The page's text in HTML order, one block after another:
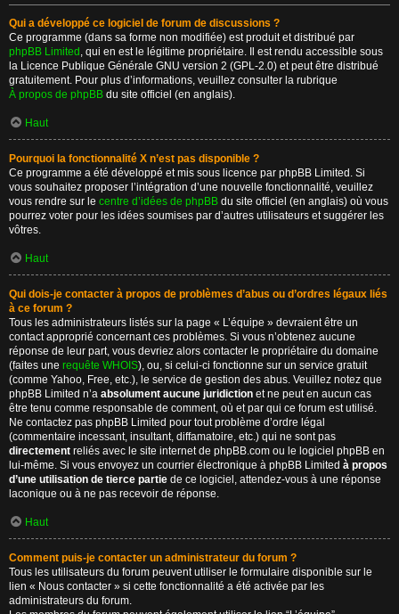
Qui a développé ce logiciel de forum de discussions ?
Ce programme (dans sa forme non modifiée) est produit et distribué par
phpBB Limited , qui en est le légitime propriétaire. Il est rendu accessible sous
la Licence Publique Générale GNU version 2 (GPL-2.0) et peut être distribué
gratuitement. Pour plus d’informations, veuillez consulter la rubrique
À propos de phpBB du site officiel (en anglais).
Haut
Pourquoi la fonctionnalité X n’est pas disponible ?
Ce programme a été développé et mis sous licence par phpBB Limited. Si
vous souhaitez proposer l’intégration d’une nouvelle fonctionnalité, veuillez
vous rendre sur le centre d’idées de phpBB du site officiel (en anglais) où vous
pourrez voter pour les idées soumises par d’autres utilisateurs et suggérer les
vôtres.
Haut
Qui dois-je contacter à propos de problèmes d’abus ou d’ordres légaux liés
à ce forum ?
Tous les administrateurs listés sur la page « L’équipe » devraient être un
contact approprié concernant ces problèmes. Si vous n’obtenez aucune
réponse de leur part, vous devriez alors contacter le propriétaire du domaine
(faites une requête WHOIS), ou, si celui-ci fonctionne sur un service gratuit
(comme Yahoo, Free, etc.), le service de gestion des abus. Veuillez notez que
phpBB Limited n’a absolument aucune juridiction et ne peut en aucun cas
être tenu comme responsable de comment, où et par qui ce forum est utilisé.
Ne contactez pas phpBB Limited pour tout problème d’ordre légal
(commentaire incessant, insultant, diffamatoire, etc.) qui ne sont pas
directement reliés avec le site internet de phpBB.com ou le logiciel phpBB en
lui-même. Si vous envoyez un courrier électronique à phpBB Limited à propos
d’une utilisation de tierce partie de ce logiciel, attendez-vous à une réponse
laconique ou à ne pas recevoir de réponse.
Haut
Comment puis-je contacter un administrateur du forum ?
Tous les utilisateurs du forum peuvent utiliser le formulaire disponible sur le
lien « Nous contacter » si cette fonctionnalité a été activée par les
administrateurs du forum.